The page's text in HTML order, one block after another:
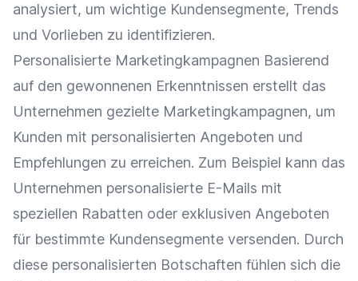
analysiert, um wichtige Kundensegmente, Trends
und Vorlieben zu identifizieren.
Personalisierte Marketingkampagnen Basierend
auf den gewonnenen Erkenntnissen erstellt das
Unternehmen gezielte Marketingkampagnen, um
Kunden mit personalisierten Angeboten und
Empfehlungen zu erreichen. Zum Beispiel kann das
Unternehmen personalisierte E-Mails mit
speziellen Rabatten oder exklusiven Angeboten
für bestimmte Kundensegmente versenden. Durch
diese personalisierten Botschaften fühlen sich die